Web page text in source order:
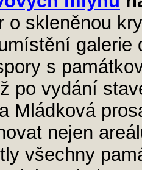
o skleněnou
s
po vydání
Mládková
nejen
všechny